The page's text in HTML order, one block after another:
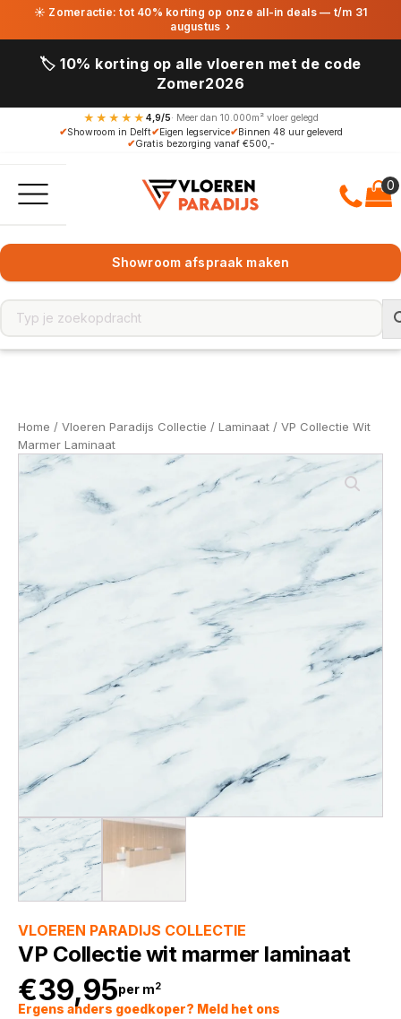
☀ Zomeractie: tot 40% korting op onze all-in deals — t/m 31
augustus ›
🏷️ 10% korting op alle vloeren met de code
Zomer2026
★★★★★ 4,9/5· Meer dan 10.000m² vloer gelegd
✔Showroom in Delft✔Eigen legservice✔Binnen 48 uur geleverd
✔Gratis bezorging vanaf €500,-
Showroom afspraak maken
Home / Vloeren Paradijs Collectie / Laminaat / VP Collectie Wit
Marmer Laminaat
VLOEREN PARADIJS COLLECTIE
VP Collectie wit marmer laminaat
€39,95per m2
Ergens anders goedkoper? Meld het ons